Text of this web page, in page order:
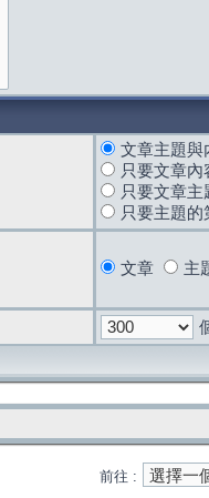
文章主題與
只要文章內
只要文章主
只要主題的
文章 主
前往 :